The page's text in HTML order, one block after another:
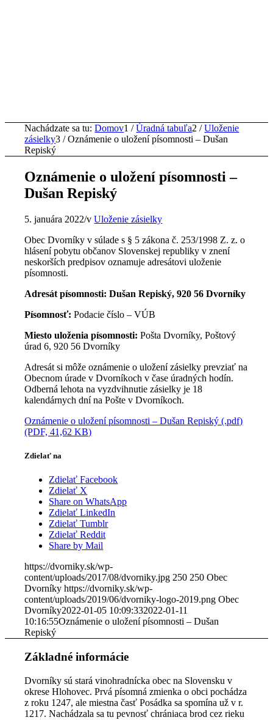
Nachádzate sa tu: Domov1 / Úradná tabuľa2 / Uloženie
zásielky3 / Oznámenie o uložení písomnosti – Dušan
Repiský
Oznámenie o uložení písomnosti –
Dušan Repiský
5. januára 2022/vUloženie zásielky
Obec Dvorníky v súlade s § 5 zákona č. 253/1998 Z. z. o
hlásení pobytu občanov Slovenskej republiky v znení
neskorších predpisov oznamuje adresátovi uloženie
písomnosti.
Adresát písomnosti: Dušan Repiský, 920 56 Dvorníky
Písomnosť: Podacie číslo – VÚB
Miesto uloženia písomnosti: Pošta Dvorníky, Poštový
úrad 6, 920 56 Dvorníky
Adresát si môže oznámenie o uložení zásielky prevziať na
Obecnom úrade v Dvorníkoch v čase úradných hodín.
Odberná lehota na vyzdvihnutie zásielky je 18
kalendárnych dní na Pošte v Dvorníkoch.
Oznámenie o uložení písomnosti – Dušan Repiský (.pdf)
(PDF, 41,62 KB)
Zdielať na
Zdielať Facebook
Zdielať X
Share on WhatsApp
Zdielať LinkedIn
Zdielať Tumblr
Zdielať Reddit
Share by Mail
https://dvorniky.sk/wp-
content/uploads/2017/08/dvorniky.jpg 250 250 Obec
Dvorníky https://dvorniky.sk/wp-
content/uploads/2019/06/dvorniky-logo-2019.png Obec
Dvorníky2022-01-05 10:09:332022-01-11
10:16:55Oznámenie o uložení písomnosti – Dušan
Repiský
Základné informácie
Dvorníky sú stará vinohradnícka obec na Slovensku v
okrese Hlohovec. Prvá písomná zmienka o obci pochádza
z roku 1247, ale miestna časť Posádka sa spomína už v r.
1217. Nachádzala sa tu pevnosť chrániaca brod cez rieku